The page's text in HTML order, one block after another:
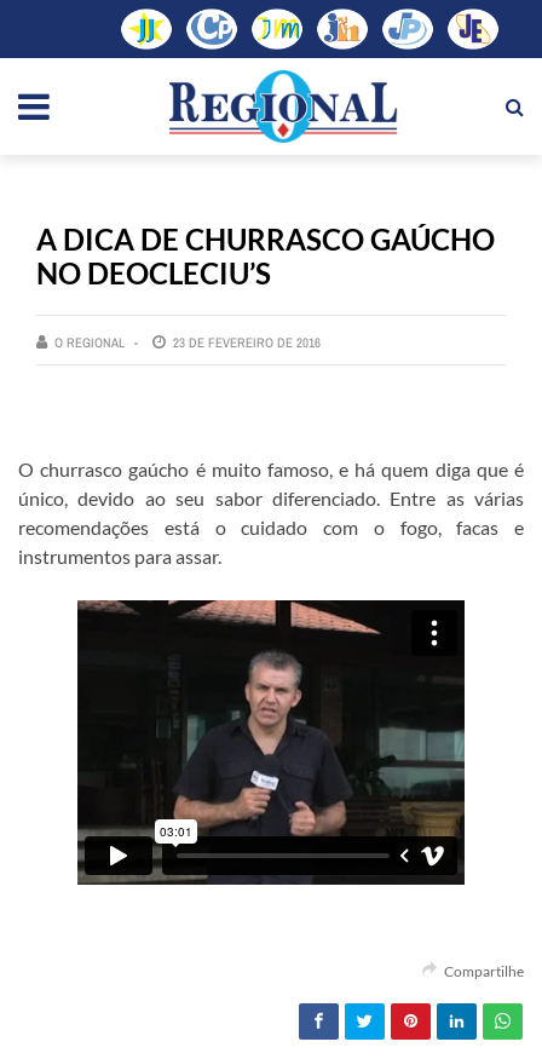
A DICA DE CHURRASCO GAÚCHO
NO DEOCLECIU’S
O REGIONAL 23 DE FEVEREIRO DE 2016
O churrasco gaúcho é muito famoso, e há quem diga que é
único, devido ao seu sabor diferenciado. Entre as várias
recomendações está o cuidado com o fogo, facas e
instrumentos para assar.
Compartilhe